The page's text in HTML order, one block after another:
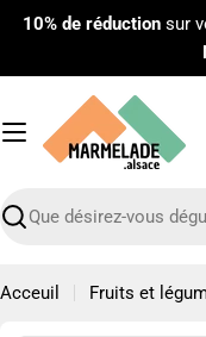
Passer10% de réduction sur
Recherche
Acceuil Fruits et